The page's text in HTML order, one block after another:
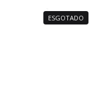
ESGOTADO